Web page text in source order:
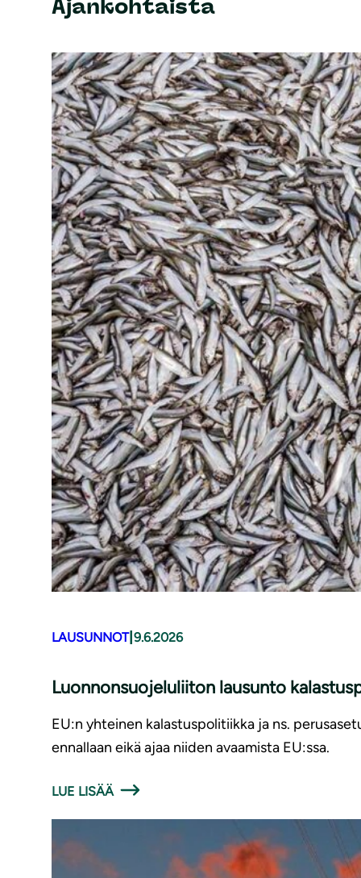
Ajankohtaista
LAUSUNNOT| 9.6.2026
Luonnonsuojeluliiton lausunto
EU:n yhteinen kalastuspolitiikka ja ns.
ennallaan eikä ajaa niiden avaamista EU:ssa.
LUE LISÄÄ